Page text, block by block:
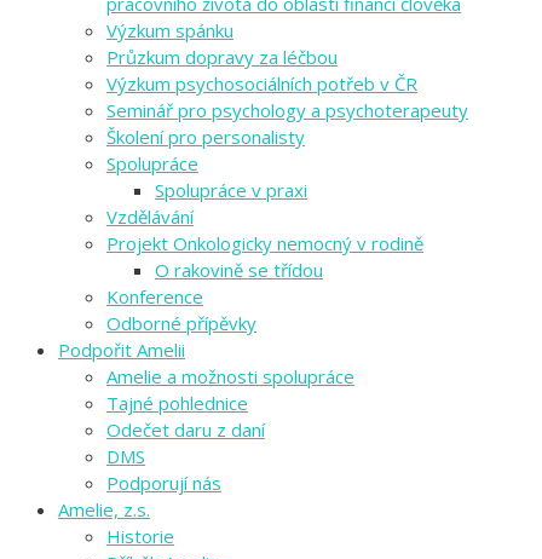
Výzkum spánku
Průzkum dopravy za léčbou
Výzkum psychosociálních potřeb v ČR
Seminář pro psychology a psychoterapeuty
Školení pro personalisty
Spolupráce
Spolupráce v praxi
Vzdělávání
Projekt Onkologicky nemocný v rodině
O rakovině se třídou
Konference
Odborné přípěvky
Podpořit Amelii
Amelie a možnosti spolupráce
Tajné pohlednice
Odečet daru z daní
DMS
Podporují nás
Amelie, z.s.
Historie